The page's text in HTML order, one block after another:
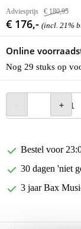
Adviesprijs € 180,95
€ 176,- (incl. 21%
Online
Nog 29 stuks op
Bestel voor
30 dagen 'niet
3 jaar Bax